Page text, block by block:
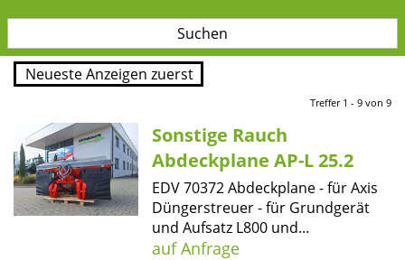
Treffer 1 - 9 von 9
Sonstige Rauch
Abdeckplane AP-L 25.2
EDV 70372 Abdeckplane - für Axis
Düngerstreuer - für Grundgerät
und Aufsatz L800 und...
auf Anfrage